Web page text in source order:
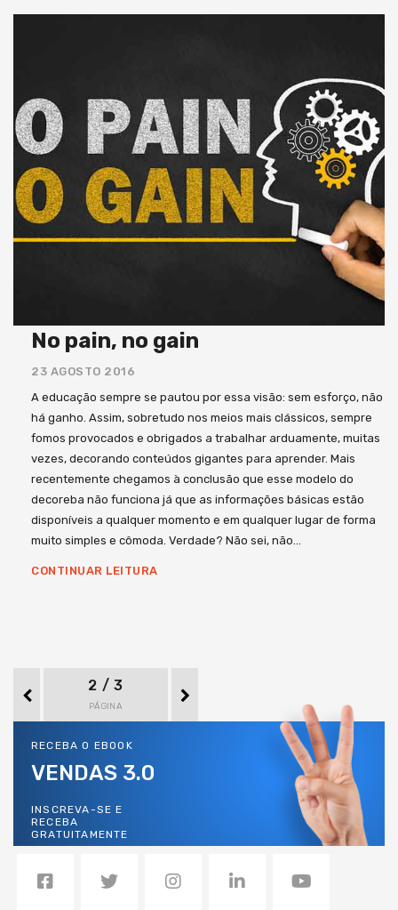
No pain, no gain
23 AGOSTO 2016
A educação sempre se pautou por essa visão: sem esforço, não
há ganho. Assim, sobretudo nos meios mais clássicos, sempre
fomos provocados e obrigados a trabalhar arduamente, muitas
vezes, decorando conteúdos gigantes para aprender. Mais
recentemente chegamos à conclusão que esse modelo do
decoreba não funciona já que as informações básicas estão
disponíveis a qualquer momento e em qualquer lugar de forma
muito simples e cômoda. Verdade? Não sei, não…
CONTINUAR LEITURA
2 / 3
PÁGINA
RECEBA O EBOOK
VENDAS 3.0
INSCREVA-SE E
RECEBA
GRATUITAMENTE